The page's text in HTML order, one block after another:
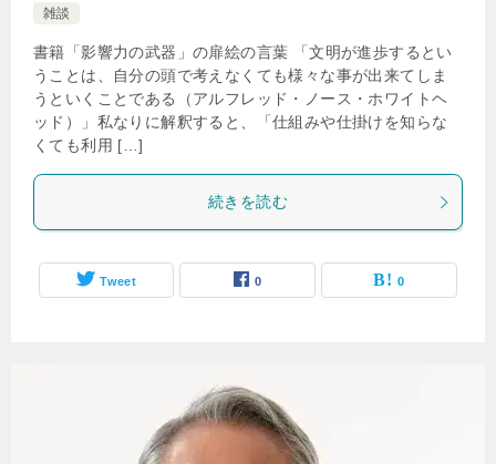
雑談
書籍「影響力の武器」の扉絵の言葉 「文明が進歩するとい
うことは、自分の頭で考えなくても様々な事が出来てしま
うといくことである（アルフレッド・ノース・ホワイトヘ
ッド）」私なりに解釈すると、「仕組みや仕掛けを知らな
くても利用 […]
続きを読む
Tweet 0 0